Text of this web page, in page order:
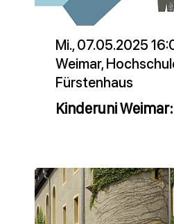
Mi., 07.05.2025
Weimar,
Fürstenhaus
Kinderuni